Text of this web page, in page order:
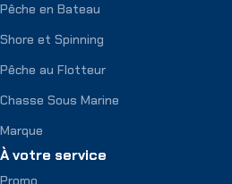
Pêche en Bateau
Shore et Spinning
Pêche au Flotteur
Chasse Sous Marine
Marque
À votre service
Promo